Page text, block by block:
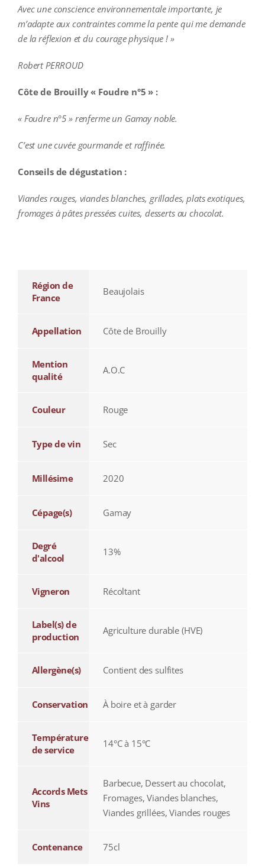
Avec une conscience environnementale importante, je
m’adapte aux contraintes comme la pente qui me demande
de la réflexion et du courage physique ! »
Robert PERROUD
Côte de Brouilly « Foudre n°5 » :
« Foudre n°5 » renferme un Gamay noble.
C’est une cuvée gourmande et raffinée.
Conseils de dégustation :
Viandes rouges, viandes blanches, grillades, plats exotiques,
fromages à pâtes pressées cuites, desserts au chocolat.
Région de
France
Beaujolais
Appellation Côte de Brouilly
Mention
qualité
A.O.C
Couleur Rouge
Type de vin Sec
Millésime 2020
Cépage(s) Gamay
Degré
d'alcool
13%
Vigneron Récoltant
Label(s) de
production
Agriculture durable (HVE)
Allergène(s) Contient des sulfites
Conservation À boire et à garder
Température
de service
14°C à 15°C
Accords Mets
Vins
Barbecue, Dessert au chocolat,
Fromages, Viandes blanches,
Viandes grillées, Viandes rouges
Contenance 75cl